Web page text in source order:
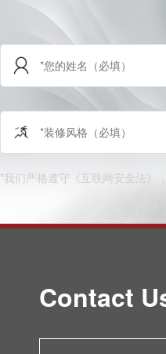
*我们严格遵守《互联网安全法》
Contact